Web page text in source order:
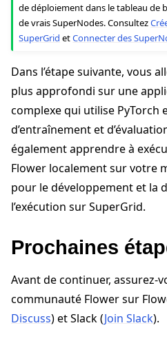
de déploiement dans le tableau de
de vrais SuperNodes. Consultez
SuperGrid etConnecter des
Dans l’étape suivante, vous
plus approfondi sur une
complexe qui utilise PyTorch
d’entraînement et
également apprendre à
Flower localement sur votre
pour le développement et la
l’exécution sur SuperGrid.
Prochaines
Avant de continuer, assurez-
communauté Flower sur
Discuss) et Slack (Join Slack).